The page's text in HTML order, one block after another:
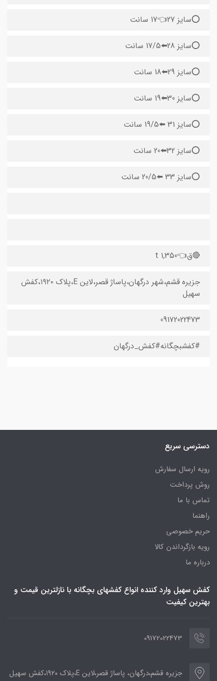
⭕️سایز 27👈17 سانت
⭕️سایز 28⬅️17/5 سانت
⭕️سایز 29⬅️18 سانت
⭕️سایز 30⬅️19 سانت
⭕️سایز 31 ⬅️19/5 سانت
⭕️سایز 32⬅️20 سانت
⭕️سایز 33 ⬅️20/5 سانت
🔴ق👈1,350 t
جزیره قشم،شهر درگهان،پاساژ قصر،لاین E،پلاک ۱۹۲۰،کفش
سهیل
09172022473
#کفشبچگانه#کفش_درگهان
دسترسی سریع
رویه ارسال سفارش
روش پرداخت
تماس با ما
راهنما
حریم خصوصی
رویه‌ بازگرداندن کالا
درباره ما
کفش سهیل وارد کننده انواع کفشهای بچگانه با نازلترین قیمت و
بهترین کیفیت
09172022473
جزیره قشم،درگهان، پاساژ قصر،لاین E،پلاک ۱۹۲۰،کفش سهیل